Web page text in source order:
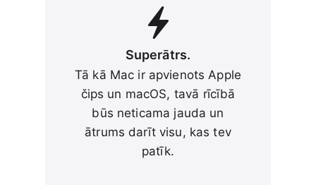
Superātrs.
Tā kā Mac ir apvienots Apple
čips un macOS, tavā rīcībā
būs neticama jauda un
ātrums darīt visu, kas tev
patīk.